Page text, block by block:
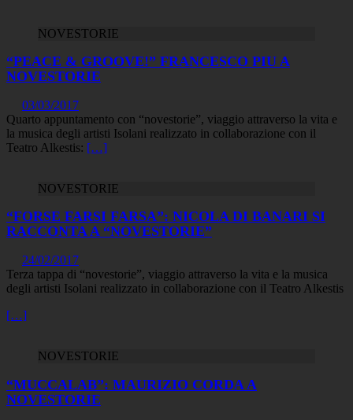
NOVESTORIE
“PEACE & GROOVE!” FRANCESCO PIU A
NOVESTORIE
03/03/2017
Quarto appuntamento con “novestorie”, viaggio attraverso la vita e
la musica degli artisti Isolani realizzato in collaborazione con il
Teatro Alkestis: […]
NOVESTORIE
“FORSE FARSI FARSA”: NICOLA DI BANARI SI
RACCONTA A “NOVESTORIE”
24/02/2017
Terza tappa di “novestorie”, viaggio attraverso la vita e la musica
degli artisti Isolani realizzato in collaborazione con il Teatro Alkestis
[…]
NOVESTORIE
“MUCCALAB”: MAURIZIO CORDA A
NOVESTORIE